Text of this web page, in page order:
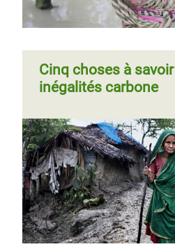
Cinq choses à
inégalités carbone